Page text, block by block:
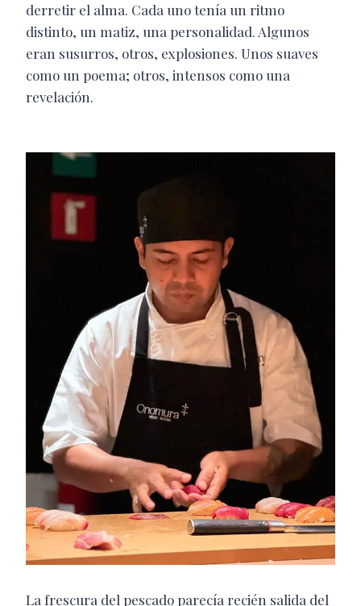
derretir el alma. Cada uno tenía un ritmo
distinto, un matiz, una personalidad. Algunos
eran susurros, otros, explosiones. Unos suaves
como un poema; otros, intensos como una
revelación.
La frescura del pescado parecía recién salida del